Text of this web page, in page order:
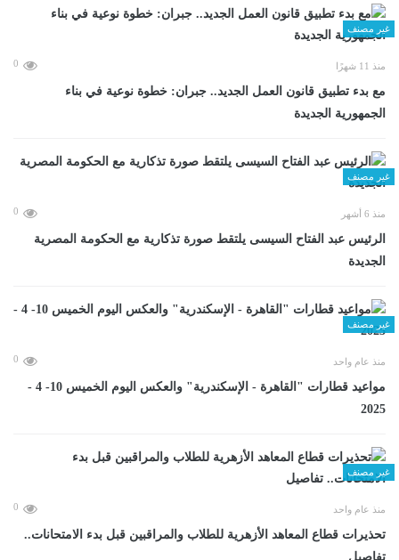
غير مصنف
منذ 11 شهرًا 0
مع بدء تطبيق قانون العمل الجديد.. جبران: خطوة نوعية في بناء
الجمهورية الجديدة
غير مصنف
منذ 6 أشهر 0
الرئيس عبد الفتاح السيسى يلتقط صورة تذكارية مع الحكومة المصرية
الجديدة
غير مصنف
منذ عام واحد 0
مواعيد قطارات "القاهرة - الإسكندرية" والعكس اليوم الخميس 10- 4 -
2025
غير مصنف
منذ عام واحد 0
تحذيرات قطاع المعاهد الأزهرية للطلاب والمراقبين قبل بدء الامتحانات..
تفاصيل